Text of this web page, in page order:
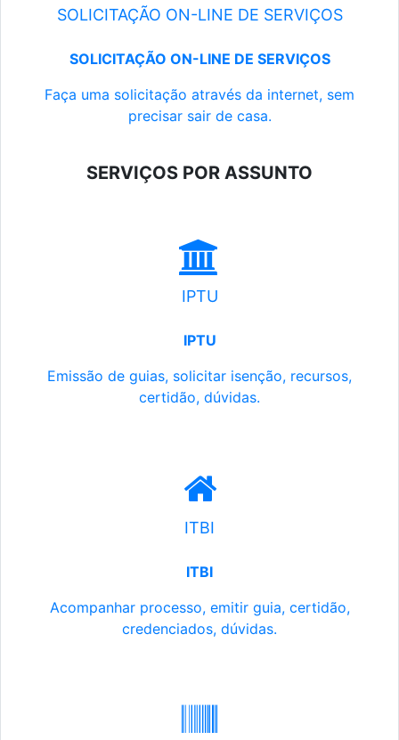
SOLICITAÇÃO ON-LINE DE SERVIÇOS
SOLICITAÇÃO ON-LINE DE SERVIÇOS
Faça uma solicitação através da internet, sem
precisar sair de casa.
SERVIÇOS POR ASSUNTO
IPTU
IPTU
Emissão de guias, solicitar isenção, recursos,
certidão, dúvidas.
ITBI
ITBI
Acompanhar processo, emitir guia, certidão,
credenciados, dúvidas.